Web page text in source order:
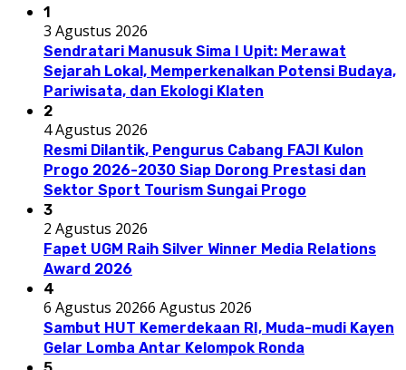
1
3 Agustus 2026
Sendratari Manusuk Sima I Upit: Merawat
Sejarah Lokal, Memperkenalkan Potensi Budaya,
Pariwisata, dan Ekologi Klaten
2
4 Agustus 2026
Resmi Dilantik, Pengurus Cabang FAJI Kulon
Progo 2026-2030 Siap Dorong Prestasi dan
Sektor Sport Tourism Sungai Progo
3
2 Agustus 2026
Fapet UGM Raih Silver Winner Media Relations
Award 2026
4
6 Agustus 20266 Agustus 2026
Sambut HUT Kemerdekaan RI, Muda-mudi Kayen
Gelar Lomba Antar Kelompok Ronda